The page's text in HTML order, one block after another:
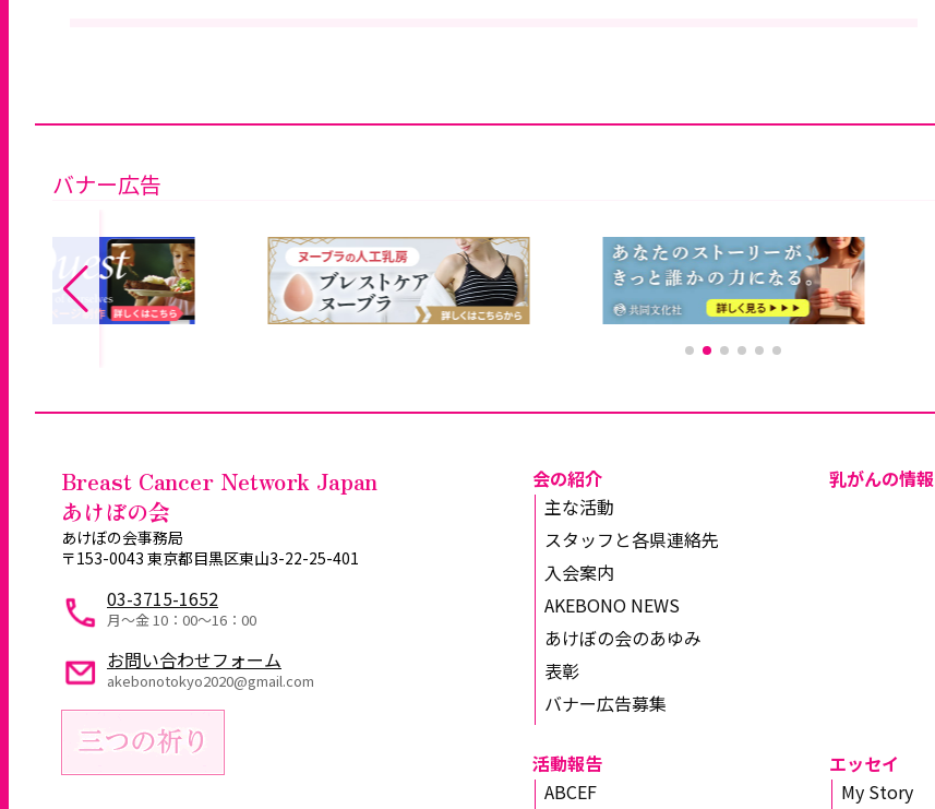
バナー広告
Breast Cancer Network Japan
あけぼの会
あけぼの会事務局
〒153-0043 東京都目黒区東山3-22-25-401
03-3715-1652
月～金 10：00〜16：00
お問い合わせフォーム
akebonotokyo2020@gmail.com
会の紹介
主な活動
スタッフと各県連絡先
入会案内
AKEBONO NEWS
あけぼの会のあゆみ
表彰
バナー広告募集
乳がんの情報
活動報告
ABCEF
エッセイ
My Story